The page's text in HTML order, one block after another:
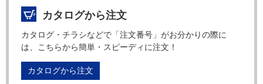
カタログから注文
カタログ・チラシなどで「注文番号」がお分かりの際に
は、こちらから簡単・スピーディに注文！
カタログから注文